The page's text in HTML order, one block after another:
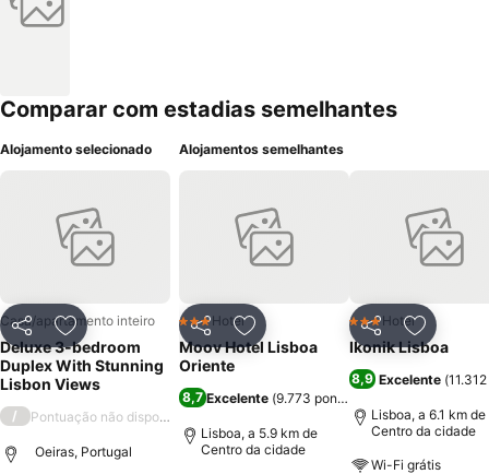
Comparar com estadias semelhantes
Alojamento selecionado
PartilharAdicionar aos favoritos
Casa/apartamento inteiro
Deluxe 3-bedroom
Duplex With Stunning
Lisbon Views
/ Pontuação não disponível
Oeiras, Portugal
Alojamentos semelhantes
PartilharAdicionar aos favoritos
3 Estrelas
Hotel
Moov Hotel Lisboa
Oriente
8,7 Excelente (9.773 pontuações
Lisboa, a 5.9 km de
Centro da cidade
Partilhar
3 Estrelas
Hotel
Ikonik Lisboa
8,9 Excelente (
Lisboa, a 6.1 km de
Centro da cidade
Wi-Fi grátis